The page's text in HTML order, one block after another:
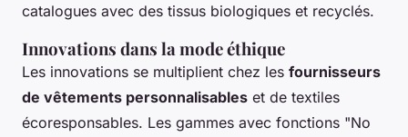
catalogues avec des tissus biologiques et recyclés.
Innovations dans la mode éthique
Les innovations se multiplient chez les fournisseurs
de vêtements personnalisables et de textiles
écoresponsables. Les gammes avec fonctions "No